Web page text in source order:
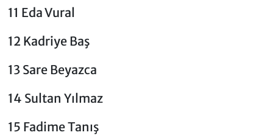
11 Eda Vural
12 Kadriye Baş
13 Sare Beyazca
14 Sultan Yılmaz
15 Fadime Tanış